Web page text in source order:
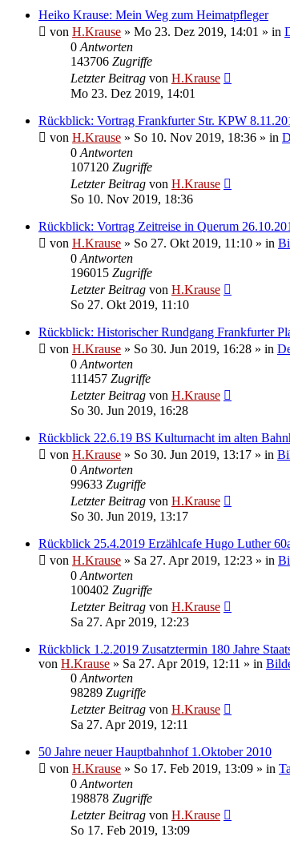
Heiko Krause: Mein Weg zum Heimatpfleger
von H.Krause » Mo 23. Dez 2019, 14:01 » in
0 Antworten
143706 Zugriffe
Letzter Beitrag von H.Krause
Mo 23. Dez 2019, 14:01
Rückblick: Vortrag Frankfurter Str. KPW
von H.Krause » So 10. Nov 2019, 18:36 » in
0 Antworten
107120 Zugriffe
Letzter Beitrag von H.Krause
So 10. Nov 2019, 18:36
Rückblick: Vortrag Zeitreise in Querum
von H.Krause » So 27. Okt 2019, 11:10 » in
0 Antworten
196015 Zugriffe
Letzter Beitrag von H.Krause
So 27. Okt 2019, 11:10
Rückblick: Historischer Rundgang Frankfurter
von H.Krause » So 30. Jun 2019, 16:28 » in
0 Antworten
111457 Zugriffe
Letzter Beitrag von H.Krause
So 30. Jun 2019, 16:28
Rückblick 22.6.19 BS Kulturnacht im alten
von H.Krause » So 30. Jun 2019, 13:17 » in
0 Antworten
99633 Zugriffe
Letzter Beitrag von H.Krause
So 30. Jun 2019, 13:17
Rückblick 25.4.2019 Erzählcafe Hugo Luther
von H.Krause » Sa 27. Apr 2019, 12:23 » in
0 Antworten
100402 Zugriffe
Letzter Beitrag von H.Krause
Sa 27. Apr 2019, 12:23
Rückblick 1.2.2019 Zusatztermin 180 Jahre
von H.Krause » Sa 27. Apr 2019, 12:11 » in
0 Antworten
98289 Zugriffe
Letzter Beitrag von H.Krause
Sa 27. Apr 2019, 12:11
50 Jahre neuer Hauptbahnhof 1.Oktober 2010
von H.Krause » So 17. Feb 2019, 13:09 » in
0 Antworten
198878 Zugriffe
Letzter Beitrag von H.Krause
So 17. Feb 2019, 13:09